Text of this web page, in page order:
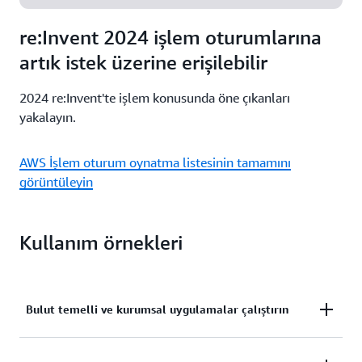
Daha fazla bilgi edinin
olabileceğini öğrenin.
re:Invent 2024 işlem oturumlarına
artık istek üzerine erişilebilir
2024 re:Invent'te işlem konusunda öne çıkanları
yakalayın.
AWS İşlem oturum oynatma listesinin tamamını
görüntüleyin
Kullanım örnekleri
Bulut temelli ve kurumsal uygulamalar çalıştırın